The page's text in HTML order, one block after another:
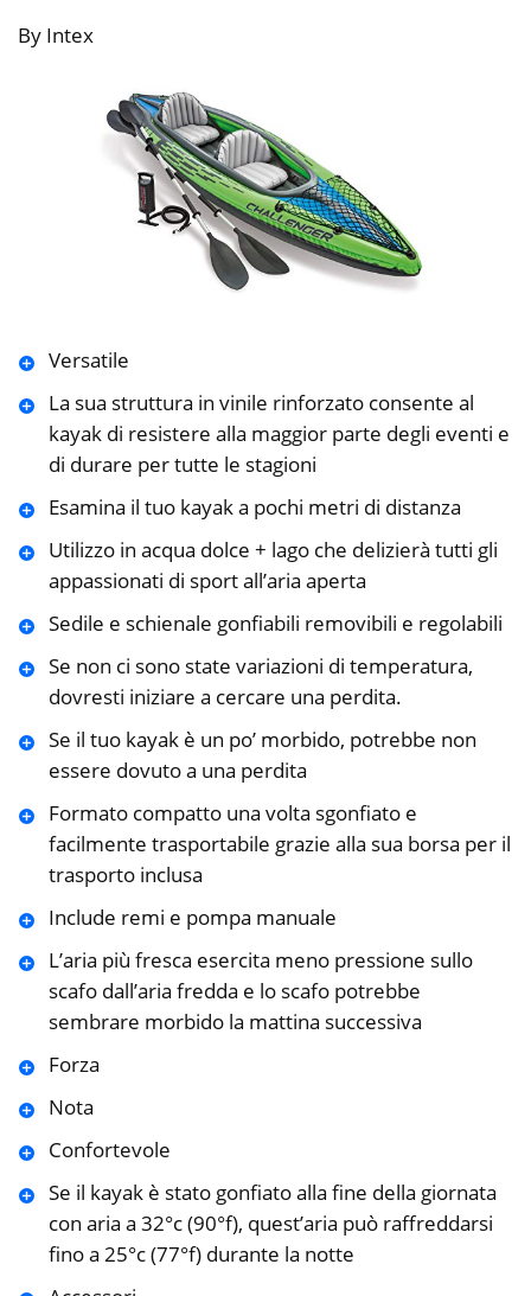
By Intex
Versatile
La sua struttura in vinile rinforzato consente al
kayak di resistere alla maggior parte degli eventi e
di durare per tutte le stagioni
Esamina il tuo kayak a pochi metri di distanza
Utilizzo in acqua dolce + lago che delizierà tutti gli
appassionati di sport all’aria aperta
Sedile e schienale gonfiabili removibili e regolabili
Se non ci sono state variazioni di temperatura,
dovresti iniziare a cercare una perdita.
Se il tuo kayak è un po’ morbido, potrebbe non
essere dovuto a una perdita
Formato compatto una volta sgonfiato e
facilmente trasportabile grazie alla sua borsa per il
trasporto inclusa
Include remi e pompa manuale
L’aria più fresca esercita meno pressione sullo
scafo dall’aria fredda e lo scafo potrebbe
sembrare morbido la mattina successiva
Forza
Nota
Confortevole
Se il kayak è stato gonfiato alla fine della giornata
con aria a 32°c (90°f), quest’aria può raffreddarsi
fino a 25°c (77°f) durante la notte